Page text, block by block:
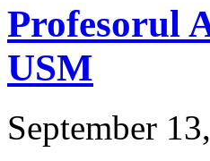
Profesorul
USM
September